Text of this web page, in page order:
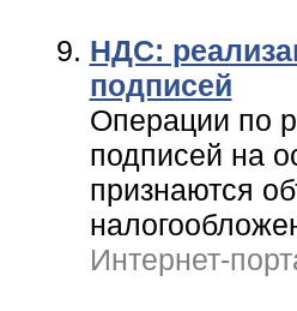
НДС:
подписей
Операции по
подписей на
признаются
Интернет-